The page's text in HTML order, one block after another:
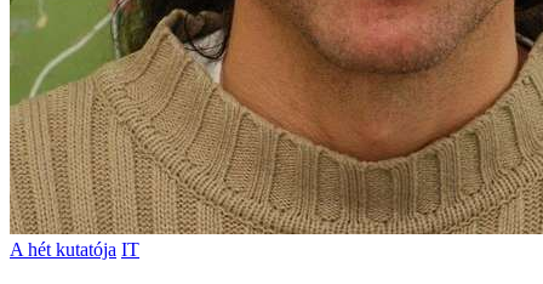
A hét kutatója IT